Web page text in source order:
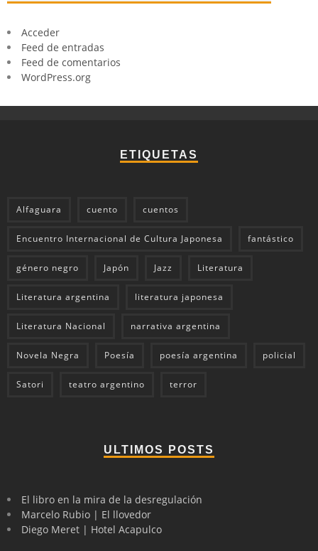
Acceder
Feed de entradas
Feed de comentarios
WordPress.org
ETIQUETAS
Alfaguara cuento cuentos
Encuentro Internacional de Cultura Japonesa fantástico
género negro Japón Jazz Literatura
Literatura argentina literatura japonesa
Literatura Nacional narrativa argentina
Novela Negra Poesía poesía argentina policial
Satori teatro argentino terror
ULTIMOS POSTS
El libro en la mira de la desregulación
Marcelo Rubio | El llovedor
Diego Meret | Hotel Acapulco